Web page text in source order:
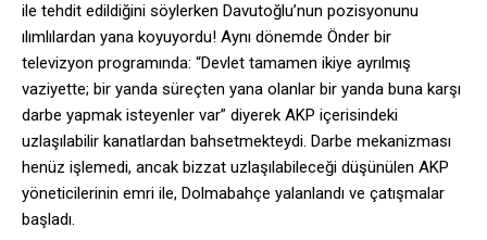
ile tehdit edildiğini söylerken Davutoğlu’nun pozisyonunu
ılımlılardan yana koyuyordu! Aynı dönemde Önder bir
televizyon programında: “Devlet tamamen ikiye ayrılmış
vaziyette; bir yanda süreçten yana olanlar bir yanda buna karşı
darbe yapmak isteyenler var” diyerek AKP içerisindeki
uzlaşılabilir kanatlardan bahsetmekteydi. Darbe mekanizması
henüz işlemedi, ancak bizzat uzlaşılabileceği düşünülen AKP
yöneticilerinin emri ile, Dolmabahçe yalanlandı ve çatışmalar
başladı.